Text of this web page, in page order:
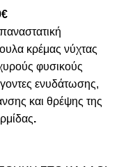
€
κρέμας νύχτας
φυσικούς
ενυδάτωσης,
και θρέψης της
.